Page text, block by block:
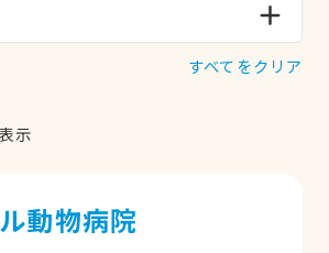
すべてをクリア
示
動物病院